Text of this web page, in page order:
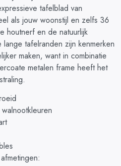
tafelblad van
als jouw woonstijl en zelfs 36
houtnerf en de natuurlijk
tafelranden zijn kenmerken
maken, want in combinatie
metalen frame heeft het